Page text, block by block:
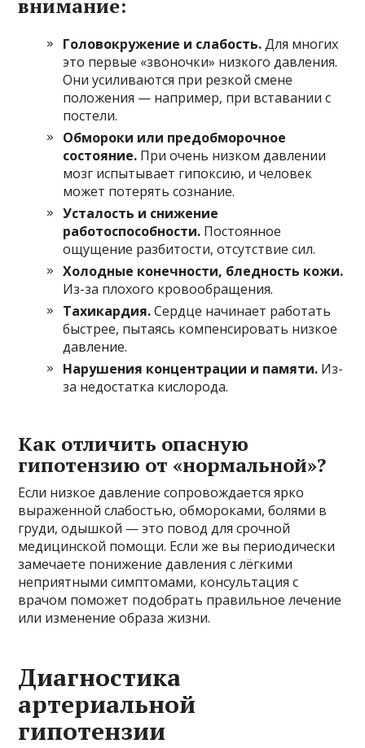
внимание:
Головокружение и слабость.Для многих
это первые «звоночки» низкого давления.
Они усиливаются при резкой смене
положения — например, при вставании с
постели.
Обмороки или предобморочное
состояние. При очень низком давлении
мозг испытывает гипоксию, и человек
может потерять сознание.
Усталость и снижение
работоспособности. Постоянное
ощущение разбитости, отсутствие сил.
Холодные конечности, бледность кожи.
Из-за плохого кровообращения.
Тахикардия.Сердце начинает работать
быстрее, пытаясь компенсировать низкое
давление.
Нарушения концентрации и памяти. Из-
за недостатка кислорода.
Как отличить опасную
гипотензию от «нормальной»?
Если низкое давление сопровождается ярко
выраженной слабостью, обмороками, болями в
груди, одышкой — это повод для срочной
медицинской помощи. Если же вы периодически
замечаете понижение давления с лёгкими
неприятными симптомами, консультация с
врачом поможет подобрать правильное лечение
или изменение образа жизни.
Диагностика
артериальной
гипотензии